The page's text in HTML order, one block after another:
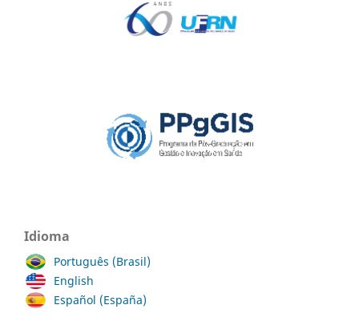
Idioma
Português (Brasil)
English
Español (España)